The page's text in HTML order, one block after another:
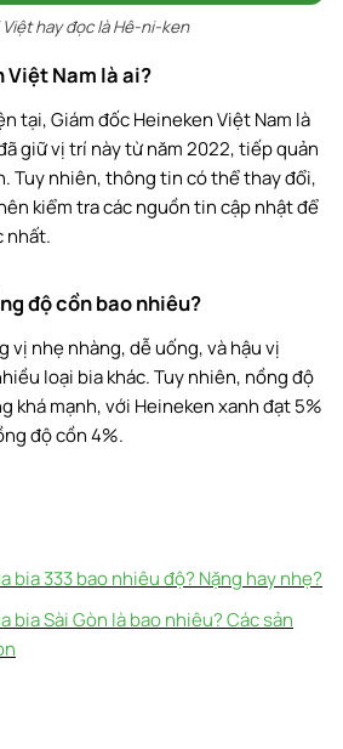
hay đọc là Hê-ni-ken
Việt Nam là ai?
tại, Giám đốc Heineken Việt Nam là
giữ vị trí này từ năm 2022, tiếp quản
Tuy nhiên, thông tin có thể thay đổi,
kiểm tra các nguồn tin cập nhật để
nhất.
độ cồn bao nhiêu?
vị nhẹ nhàng, dễ uống, và hậu vị
loại bia khác. Tuy nhiên, nồng độ
khá mạnh, với Heineken xanh đạt 5%
độ cồn 4%.
bia 333 bao nhiêu độ? Nặng hay nhẹ?
bia Sài Gòn là bao nhiêu? Các sản